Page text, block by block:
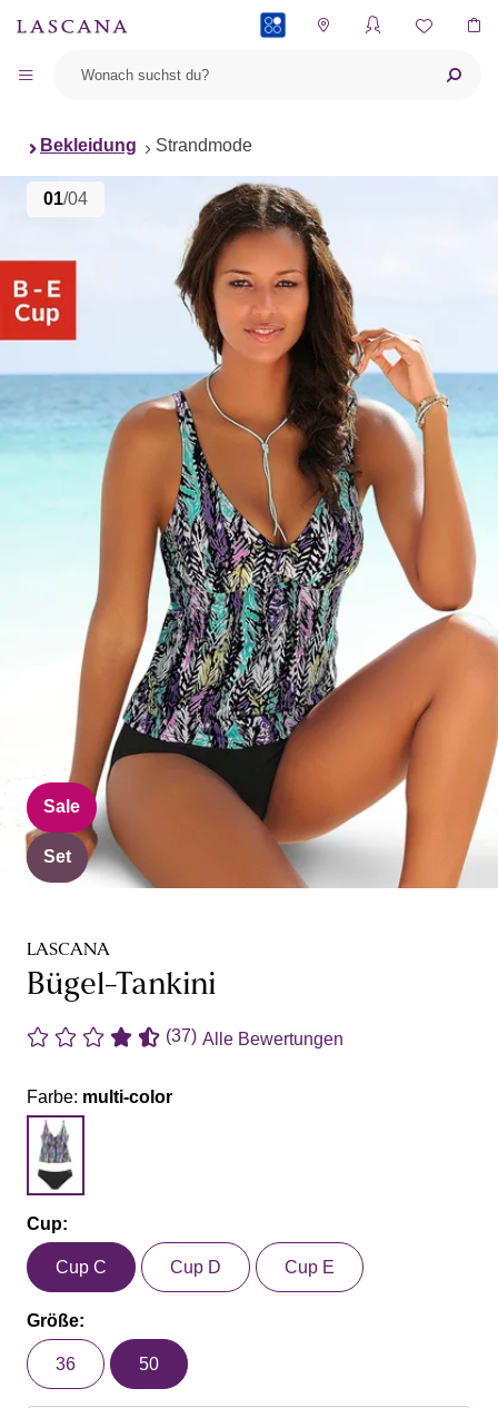
Bekleidung Strandmode
01/04
Sale
Set
LASCANA
Bügel-Tankini
(37) Alle Bewertungen
Farbe: multi-color
Cup:
Cup C Cup D Cup E
Größe:
36 50